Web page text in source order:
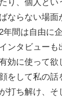
り、個人とい
ならない場面
年間は自由に
ンタビューも
効に使って欲
をして私の話
打ち解け、そ